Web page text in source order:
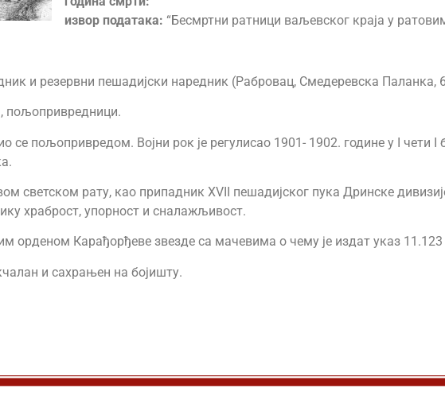
извор података: “Бесмртни ратници ваљевског краја у
и резервни пешадијски наредник (Рабровац, Смедеревска Паланка,
пољопривредници.
се пољопривредом. Војни рок је регулисао 1901- 1902. године у I чети
светском рату, као припадник XVII пешадијског пука Дринске
храброст, упорност и сналажљивост.
орденом Карађорђеве звезде са мачевима о чему је издат указ
и сахрањен на бојишту.